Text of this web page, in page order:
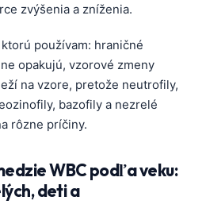
zvýšenia a zníženia.
používam: hraničné
opakujú, vzorové zmeny
na vzore, pretože neutrofily,
bazofily a nezrelé
rôzne príčiny.
WBC podľa veku:
deti a